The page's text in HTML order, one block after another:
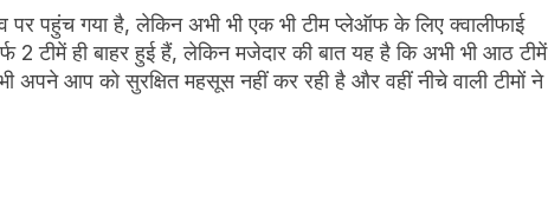
पहुंच गया है, लेकिन अभी भी एक भी टीम प्लेऑफ के लिए क्वालीफाई
2 टीमें ही बाहर हुई हैं, लेकिन मजेदार की बात यह है कि अभी भी आठ टीमें
अपने आप को सुरक्षित महसूस नहीं कर रही है और वहीं नीचे वाली टीमों ने